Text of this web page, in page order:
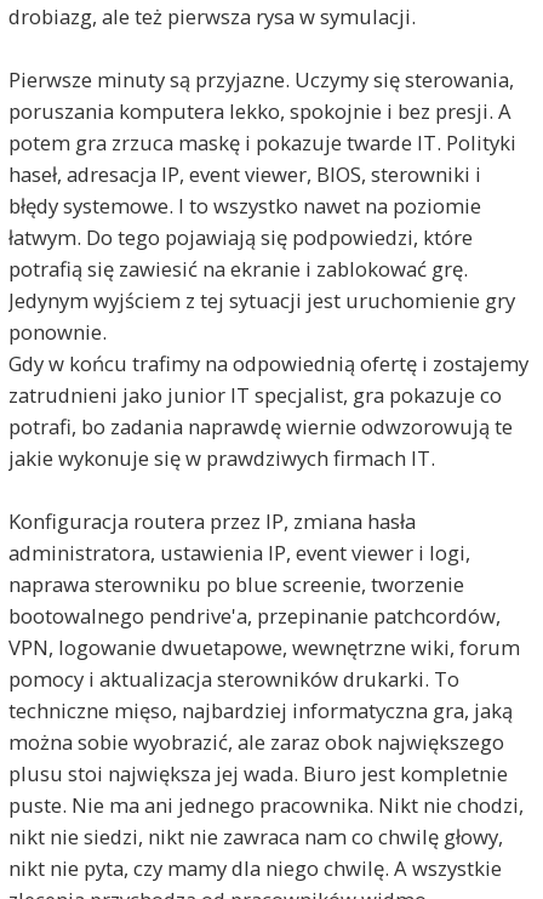
drobiazg, ale też pierwsza rysa w symulacji.
Pierwsze minuty są przyjazne. Uczymy się sterowania,
poruszania komputera lekko, spokojnie i bez presji. A
potem gra zrzuca maskę i pokazuje twarde IT. Polityki
haseł, adresacja IP, event viewer, BIOS, sterowniki i
błędy systemowe. I to wszystko nawet na poziomie
łatwym. Do tego pojawiają się podpowiedzi, które
potrafią się zawiesić na ekranie i zablokować grę.
Jedynym wyjściem z tej sytuacji jest uruchomienie gry
ponownie.
Gdy w końcu trafimy na odpowiednią ofertę i zostajemy
zatrudnieni jako junior IT specjalist, gra pokazuje co
potrafi, bo zadania naprawdę wiernie odwzorowują te
jakie wykonuje się w prawdziwych firmach IT.
Konfiguracja routera przez IP, zmiana hasła
administratora, ustawienia IP, event viewer i logi,
naprawa sterowniku po blue screenie, tworzenie
bootowalnego pendrive'a, przepinanie patchcordów,
VPN, logowanie dwuetapowe, wewnętrzne wiki, forum
pomocy i aktualizacja sterowników drukarki. To
techniczne mięso, najbardziej informatyczna gra, jaką
można sobie wyobrazić, ale zaraz obok największego
plusu stoi największa jej wada. Biuro jest kompletnie
puste. Nie ma ani jednego pracownika. Nikt nie chodzi,
nikt nie siedzi, nikt nie zawraca nam co chwilę głowy,
nikt nie pyta, czy mamy dla niego chwilę. A wszystkie